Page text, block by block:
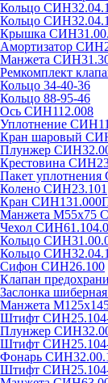
Кольцо
Кольцо
Крышка
Амортизатор
Манжета
Ремкомплект
Кольцо 34-40-36
Кольцо 88-95-46
Ось СИН112.008
Уплотнение
Кран шаровый
Плунжер
Крестовина
Пакет
Колено СИН23.101
Кран
Манжета М55х75
Чехол
Кольцо
Кольцо
Сифон СИН26.100
Клапан
Заслонка
Манжета
Штифт
Плунжер
Штифт
Фонарь
Штифт